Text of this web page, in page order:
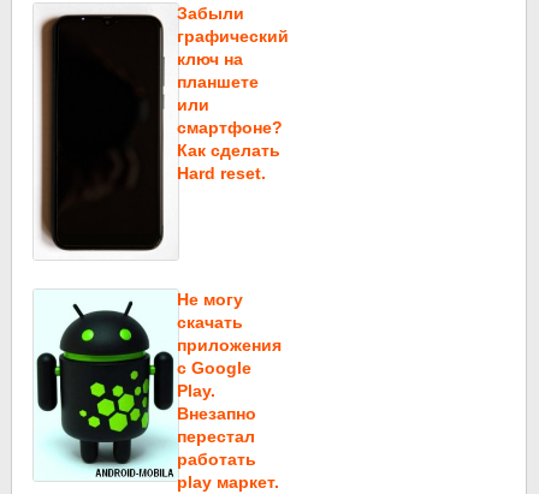
Забыли
графический
ключ на
планшете
или
смартфоне?
Как сделать
Hard reset.
Не могу
скачать
приложения
c Google
Play.
Внезапно
перестал
работать
play маркет.